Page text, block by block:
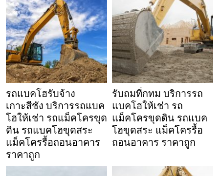
รถแบคโฮรับจ้าง
เกาะสีชัง บริการรถแบค
โฮให้เช่า รถแม็คโครขุด
ดิน รถแบคโฮขุดสระ
แม็คโครรื้อถอนอาคาร
ราคาถูก
รับถมที่กทม บริการรถ
แบคโฮให้เช่า รถ
แม็คโครขุดดิน รถแบค
โฮขุดสระ แม็คโครรื้อ
ถอนอาคาร ราคาถูก